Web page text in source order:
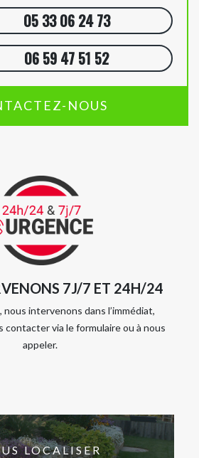
05 33 06 24 73
06 59 47 51 52
NOUS
7J/7 ET 24H/24
nous intervenons dans l’immédiat,
contacter via le formulaire ou à nous
appeler.
LOCALISER